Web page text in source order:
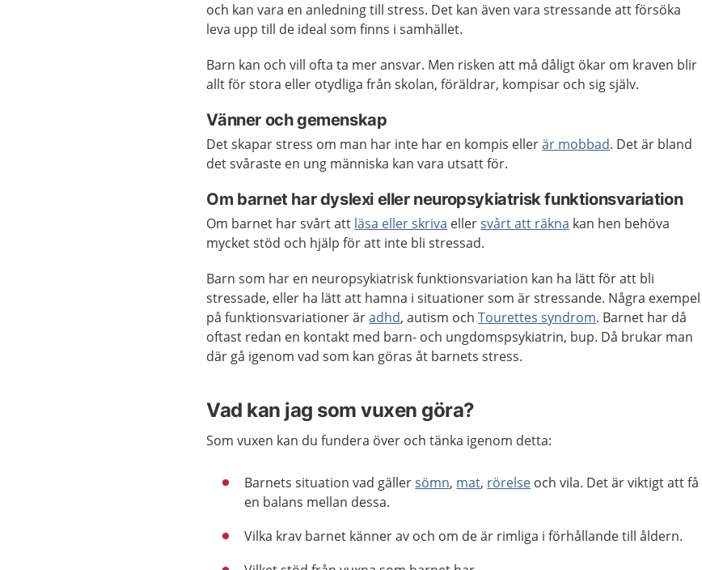
och kan vara en anledning till stress. Det kan även vara stressande att försöka
leva upp till de ideal som finns i samhället.
Barn kan och vill ofta ta mer ansvar. Men risken att må dåligt ökar om kraven blir
allt för stora eller otydliga från skolan, föräldrar, kompisar och sig själv.
Vänner och gemenskap
Det skapar stress om man har inte har en kompis ellerär mobbad. Det är bland
det svåraste en ung människa kan vara utsatt för.
Om barnet har dyslexi eller neuropsykiatrisk funktionsvariation
Om barnet har svårt att läsa eller skriva ellersvårt att räkna kan hen behöva
mycket stöd och hjälp för att inte bli stressad.
Barn som har en neuropsykiatrisk funktionsvariation kan ha lätt för att bli
stressade, eller ha lätt att hamna i situationer som är stressande. Några exempel
på funktionsvariationer äradhd, autism ochTourettes syndrom. Barnet har då
oftast redan en kontakt med barn- och ungdomspsykiatrin, bup. Då brukar man
där gå igenom vad som kan göras åt barnets stress.
Vad kan jag som vuxen göra?
Som vuxen kan du fundera över och tänka igenom detta:
Barnets situation vad gällersömn, mat, rörelse och vila. Det är viktigt att få
en balans mellan dessa.
Vilka krav barnet känner av och om de är rimliga i förhållande till åldern.